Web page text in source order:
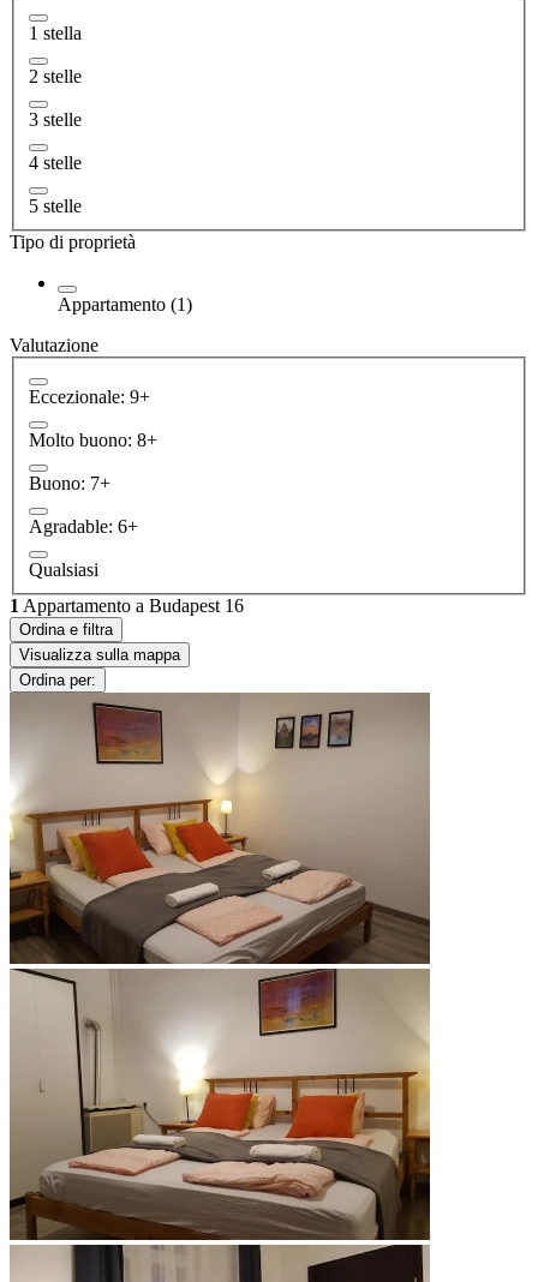
1 stella
2 stelle
3 stelle
4 stelle
5 stelle
Tipo di proprietà
Appartamento (1)
Valutazione
Eccezionale: 9+
Molto buono: 8+
Buono: 7+
Agradable: 6+
Qualsiasi
1 Appartamento a Budapest 16
Ordina e filtra
Visualizza sulla mappa
Ordina per: